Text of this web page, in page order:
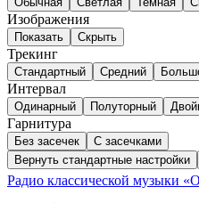
Изображения
Показать Скрыть
Трекинг
Стандартный Средний
Интервал
Одинарный Полуторный
Гарнитура
Без засечек
С засечками
Вернуть стандартные настройки
Радио классической музыки